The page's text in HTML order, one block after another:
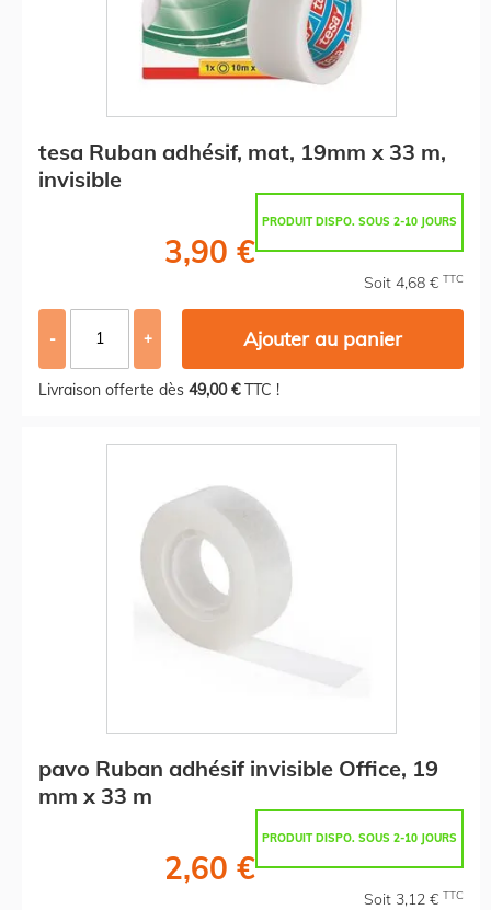
tesa Ruban adhésif, mat, 19mm x 33 m,
invisible
PRODUIT DISPO. SOUS 2-10 JOURS
3,90 €
Soit 4,68 € TTC
- + Ajouter au panier
Livraison offerte dès 49,00 €TTC !
pavo Ruban adhésif invisible Office, 19
mm x 33 m
PRODUIT DISPO. SOUS 2-10 JOURS
2,60 €
Soit 3,12 € TTC